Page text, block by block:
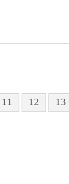
11 12 13
끝